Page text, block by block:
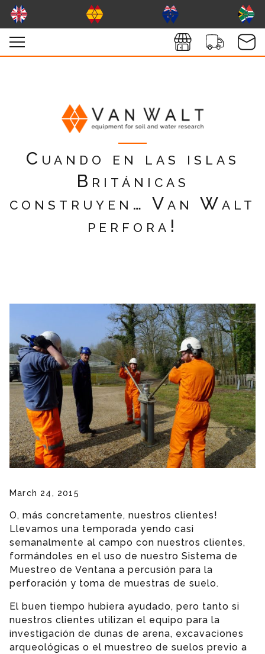
Cuando en las islas
Británicas
construyen… Van Walt
perfora!
March 24, 2015
O, más concretamente, nuestros clientes!
Llevamos una temporada yendo casi
semanalmente al campo con nuestros clientes,
formándoles en el uso de nuestro Sistema de
Muestreo de Ventana a percusión para la
perforación y toma de muestras de suelo.
El buen tiempo hubiera ayudado, pero tanto si
nuestros clientes utilizan el equipo para la
investigación de dunas de arena, excavaciones
arqueológicas o el muestreo de suelos previo a